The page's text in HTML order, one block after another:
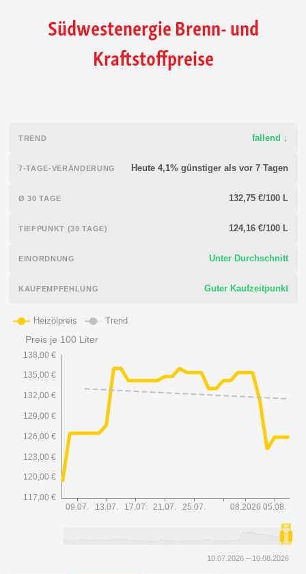
Südwestenergie Brenn- und
Kraftstoffpreise
TREND fallend ↓
7-TAGE-VERÄNDERUNG Heute 4,1% günstiger als vor 7 Tagen
Ø 30 TAGE 132,75 €/100 L
TIEFPUNKT (30 TAGE) 124,16 €/100 L
EINORDNUNG Unter Durchschnitt
KAUFEMPFEHLUNG Guter Kaufzeitpunkt
10.07.2026 – 10.08.2026